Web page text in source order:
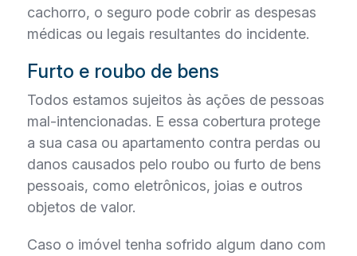
cachorro, o seguro pode cobrir as despesas
médicas ou legais resultantes do incidente.
Furto e roubo de bens
Todos estamos sujeitos às ações de pessoas
mal-intencionadas. E essa cobertura protege
a sua casa ou apartamento contra perdas ou
danos causados pelo roubo ou furto de bens
pessoais, como eletrônicos, joias e outros
objetos de valor.
Caso o imóvel tenha sofrido algum dano com